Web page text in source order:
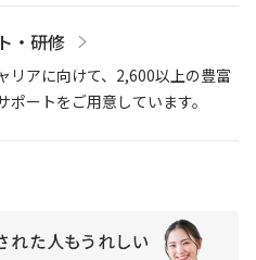
・研修
リアに向けて、2,600以上の豊富
ポートをご用意しています。